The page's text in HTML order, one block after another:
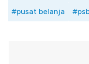
#pusat belanja